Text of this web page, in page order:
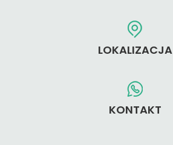
LOKALIZACJA
KONTAKT